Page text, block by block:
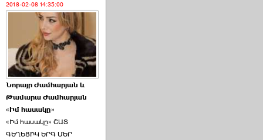
2026-06-09 00:41:00
Որպես ընդդիմադիր
ընտրող՝ ›››
2018-02-08 14:35:00
Նորայր Ժամհարյան և
Թամարա Ժամհարյան
«Իմ հասակը»
«Իմ հասակը» ՇԱՏ
ԳԵՂԵՑԻԿ ԵՐԳ ՄԵՐ